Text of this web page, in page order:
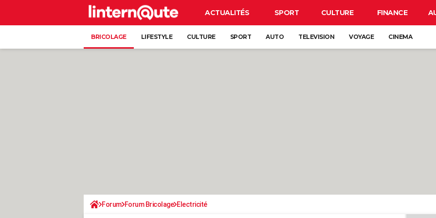
ACTUALITÉS SPORT CULTURE FINANCE
BRICOLAGE LIFESTYLE CULTURE SPORT AUTO TELEVISION VOYAGE CINEMA
Forum Forum Bricolage Electricité